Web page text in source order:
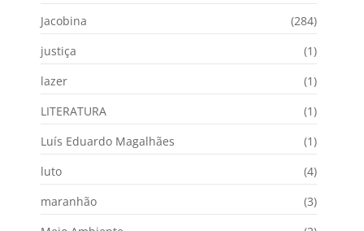
Jacobina
(284)
justiça
(1)
lazer
(1)
LITERATURA
(1)
Luís Eduardo Magalhães
(1)
luto
(4)
maranhão
(3)